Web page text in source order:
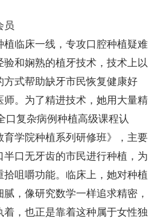
员
临床一线，专攻口腔种植疑难
和娴熟的植牙技术，技术上以
式帮助缺牙市民恢复健康好
师。为了精进技术，她用大量精
口复杂病例种植高级课程认
学院种植系列研修班》，主要
口无牙齿的市民进行种植，为
咀嚼功能。临床上，她对种植
，像研究数学一样追求精密，
，也正是靠着这种属于女性独